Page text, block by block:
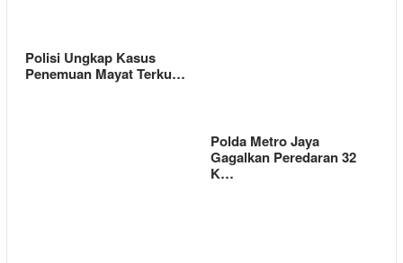
Polisi Ungkap Kasus
Penemuan Mayat Terku…
Polda Metro Jaya
Gagalkan Peredaran 32
K…